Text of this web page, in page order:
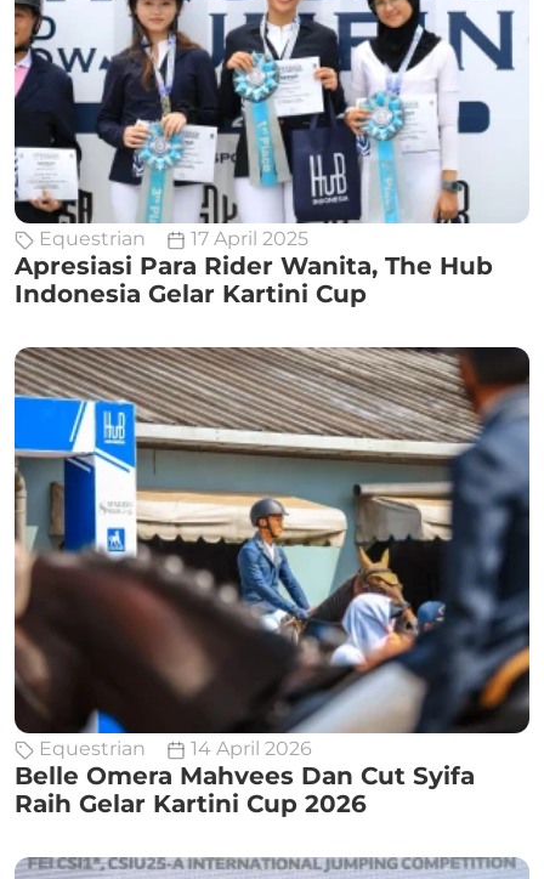
Equestrian 17 April 2025
Apresiasi Para Rider Wanita, The Hub
Indonesia Gelar Kartini Cup
Equestrian 14 April 2026
Belle Omera Mahvees Dan Cut Syifa
Raih Gelar Kartini Cup 2026